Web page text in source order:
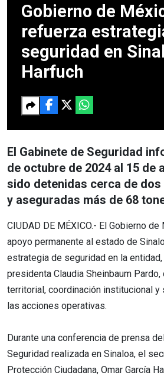
Gobierno de
refuerza
seguridad en
Harfuch
El Gabinete de Seguridad
de octubre de 2024 al 15 de
sido detenidas cerca de dos
y aseguradas más de 68
CIUDAD DE MÉXICO.- El Gobierno
apoyo permanente al estado de
estrategia de seguridad en la
presidenta Claudia Sheinbaum
territorial, coordinación institucional
las acciones operativas.
Durante una conferencia de prensa
Seguridad realizada en Sinaloa, el
Protección Ciudadana, Omar García